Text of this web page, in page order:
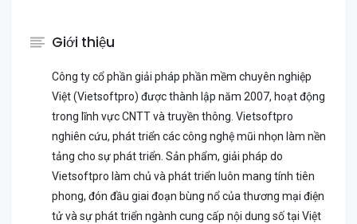
Giới thiệu
Công ty cổ phần giải pháp phần mềm chuyên nghiệp
Việt (Vietsoftpro) được thành lập năm 2007, hoạt động
trong lĩnh vực CNTT và truyền thông. Vietsoftpro
nghiên cứu, phát triển các công nghệ mũi nhọn làm nền
tảng cho sự phát triển. Sản phẩm, giải pháp do
Vietsoftpro làm chủ và phát triển luôn mang tính tiên
phong, đón đầu giai đoạn bùng nổ của thương mại điện
tử và sự phát triển ngành cung cấp nội dung số tại Việt